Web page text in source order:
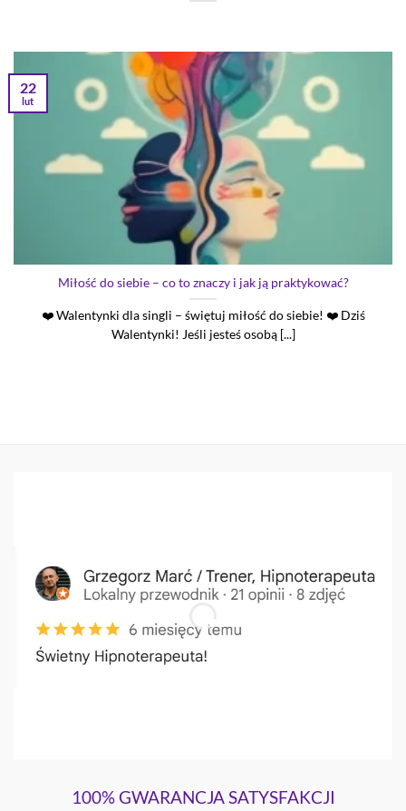
Miłość do siebie – co to znaczy i jak ją praktykować?
❤️ Walentynki dla singli – świętuj miłość do siebie! ❤️ Dziś
Walentynki! Jeśli jesteś osobą [...]
22
lut
100% GWARANCJA SATYSFAKCJI